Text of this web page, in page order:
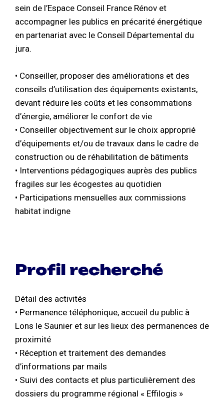
sein de l’Espace Conseil France Rénov et
accompagner les publics en précarité énergétique
en partenariat avec le Conseil Départemental du
jura.
• Conseiller, proposer des améliorations et des
conseils d’utilisation des équipements existants,
devant réduire les coûts et les consommations
d’énergie, améliorer le confort de vie
• Conseiller objectivement sur le choix approprié
d’équipements et/ou de travaux dans le cadre de
construction ou de réhabilitation de bâtiments
• Interventions pédagogiques auprès des publics
fragiles sur les écogestes au quotidien
• Participations mensuelles aux commissions
habitat indigne
Profil recherché
Détail des activités
• Permanence téléphonique, accueil du public à
Lons le Saunier et sur les lieux des permanences de
proximité
• Réception et traitement des demandes
d’informations par mails
• Suivi des contacts et plus particulièrement des
dossiers du programme régional « Effilogis »